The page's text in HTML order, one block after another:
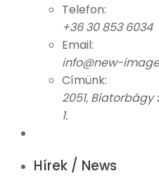
Telefon:
+36 30 853 6034
Email:
info@new-
Címünk:
2051, Biatorbágy
1.
Hírek / News